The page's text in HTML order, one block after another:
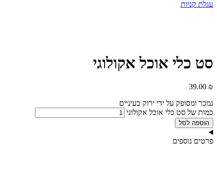
עגלת קניות
סט כלי אוכל אקולוגי
39.00 ₪
נמכר ומסופק על ידי ירוק בעיניים
כמות של סט כלי אוכל אקולוגי
הוספה לסל
פרטים נוספים